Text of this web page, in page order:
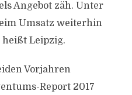
Angebot zäh. Unter
Umsatz weiterhin
heißt Leipzig.
Vorjahren
Report 2017